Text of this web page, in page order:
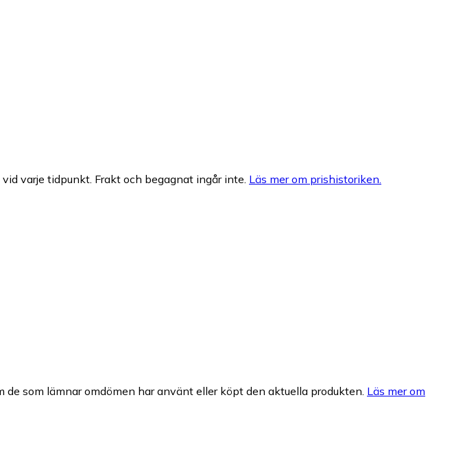
varje tidpunkt. Frakt och begagnat ingår inte. Läs mer om prishistoriken.
som lämnar omdömen har använt eller köpt den aktuella produkten. Läs mer om